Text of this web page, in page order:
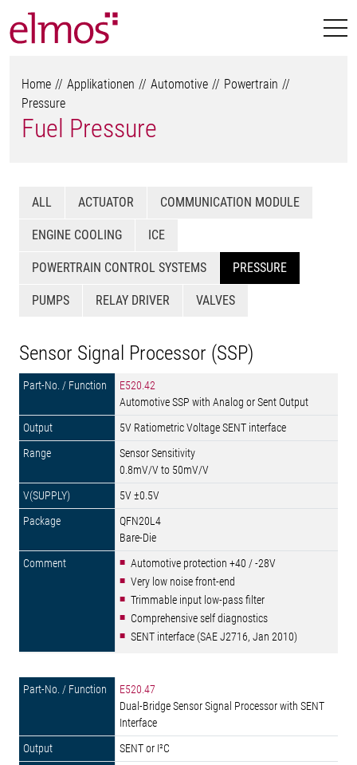
Home Applikationen Automotive
Powertrain
Pressure
Fuel Pressure
ALL ACTUATOR COMMUNICATION MODULE
ENGINE COOLING ICE
POWERTRAIN CONTROL SYSTEMS PRESSURE
PUMPS RELAY DRIVER VALVES
Sensor Signal Processor (SSP)
E520.42
Automotive SSP with Analog or Sent Output
5V Ratiometric Voltage SENT interface
Sensor Sensitivity
0.8mV/V to 50mV/V
5V ±0.5V
QFN20L4
Bare-Die
Automotive protection +40 / -28V
Very low noise front-end
Trimmable input low-pass filter
Comprehensive self diagnostics
SENT interface (SAE J2716, Jan 2010)
E520.47
Dual-Bridge Sensor Signal Processor with SENT
Interface
SENT or I²C